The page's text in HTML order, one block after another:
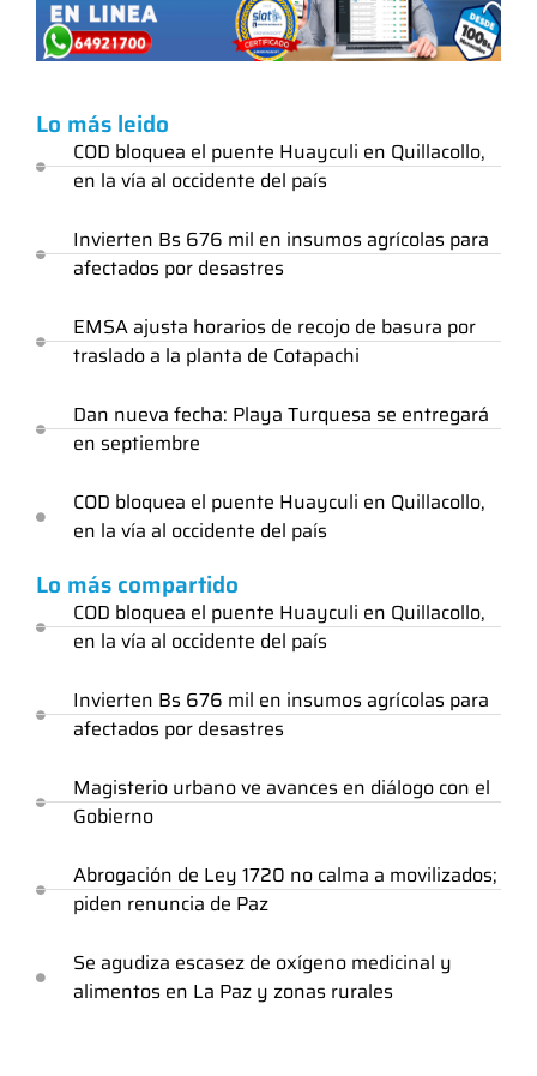
Lo más leido
COD bloquea el puente Huayculi en Quillacollo,
en la vía al occidente del país
Invierten Bs 676 mil en insumos agrícolas para
afectados por desastres
EMSA ajusta horarios de recojo de basura por
traslado a la planta de Cotapachi
Dan nueva fecha: Playa Turquesa se entregará
en septiembre
COD bloquea el puente Huayculi en Quillacollo,
en la vía al occidente del país
Lo más compartido
COD bloquea el puente Huayculi en Quillacollo,
en la vía al occidente del país
Invierten Bs 676 mil en insumos agrícolas para
afectados por desastres
Magisterio urbano ve avances en diálogo con el
Gobierno
Abrogación de Ley 1720 no calma a movilizados;
piden renuncia de Paz
Se agudiza escasez de oxígeno medicinal y
alimentos en La Paz y zonas rurales